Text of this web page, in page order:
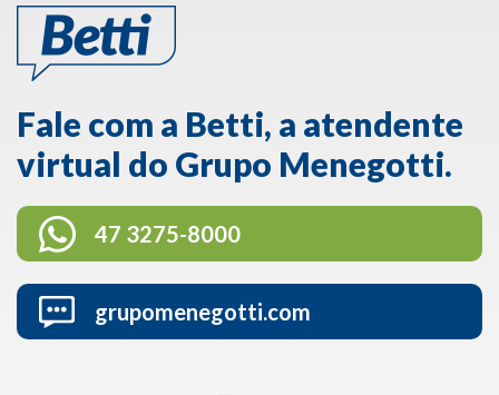
Fale com a Betti, a atendente
virtual do Grupo Menegotti.
47 3275-8000
grupomenegotti.com